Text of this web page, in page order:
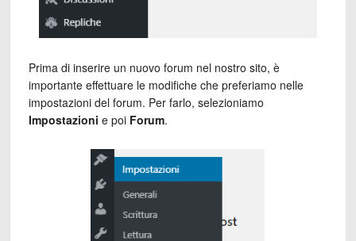
Prima di inserire un nuovo forum nel nostro sito, è
importante effettuare le modifiche che preferiamo nelle
impostazioni del forum. Per farlo, selezioniamo
Impostazioni e poi Forum.